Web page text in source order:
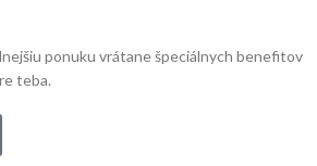
ponuku vrátane špeciálnych benefitov
teba.